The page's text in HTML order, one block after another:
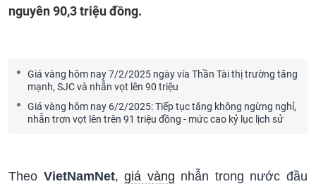
nguyên 90,3 triệu đồng.
Giá vàng hôm nay 7/2/2025 ngày vía Thần Tài thị trường tăng
mạnh, SJC và nhẫn vọt lên 90 triệu
Giá vàng hôm nay 6/2/2025: Tiếp tục tăng không ngừng nghỉ,
nhẫn trơn vọt lên trên 91 triệu đồng - mức cao kỷ lục lịch sử
Theo VietNamNet,giá vàng nhẫn trong nước đầu